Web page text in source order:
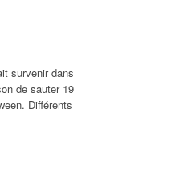
survenir dans
de sauter 19
Différents